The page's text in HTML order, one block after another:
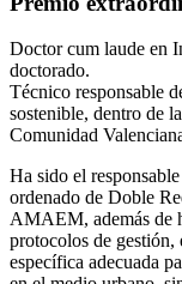
Doctor cum laude en
doctorado.
Técnico responsable
sostenible, dentro de
Comunidad
Ha sido el
ordenado de Doble
AMAEM, además de
protocolos de
específica adecuada